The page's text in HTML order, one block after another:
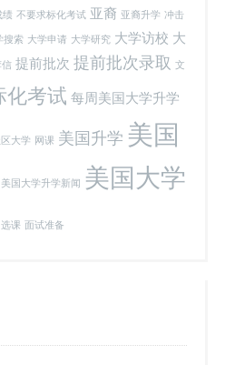
绩 不要求标化考试 亚裔 亚裔升学 冲击
搜索 大学申请 大学研究 大学访校 大
信 提前批次 提前批次录取 文
化考试 每周美国大学升学
大学 网课 美国升学 美国
美国大学升学新闻 美国大学
选课 面试准备